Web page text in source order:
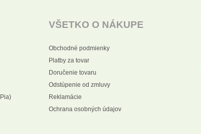
VŠETKO O NÁKUPE
Obchodné podmienky
Platby za tovar
Doručenie tovaru
Odstúpenie od zmluvy
Reklamácie
Ochrana osobných údajov